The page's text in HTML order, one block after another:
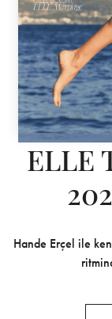
ELLE
Hande Erçel ile